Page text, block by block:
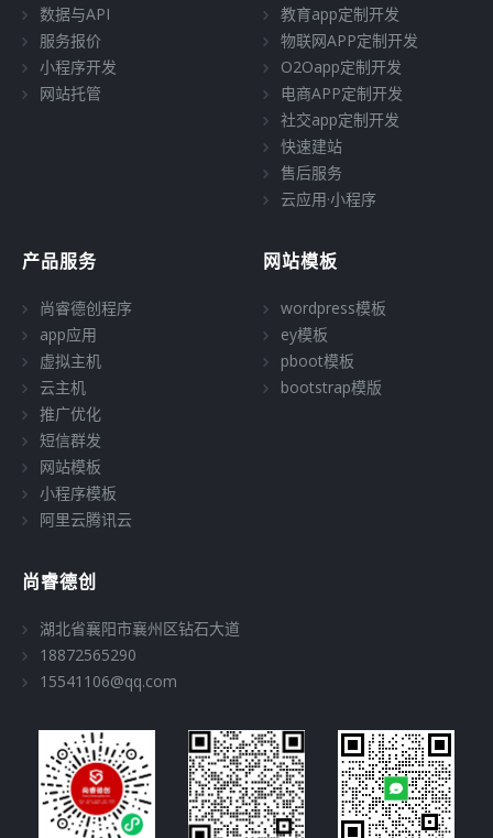
数据与API
服务报价
小程序开发
网站托管
教育app定制开发
物联网APP定制开发
O2Oapp定制开发
电商APP定制开发
社交app定制开发
快速建站
售后服务
云应用·小程序
产品服务
尚睿德创程序
app应用
虚拟主机
云主机
推广优化
短信群发
网站模板
小程序模板
阿里云腾讯云
网站模板
wordpress模板
ey模板
pboot模板
bootstrap模版
尚睿德创
湖北省襄阳市襄州区钻石大道
18872565290
15541106@qq.com